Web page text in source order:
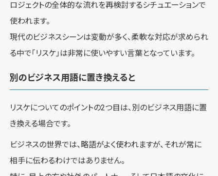
ロジェクトの全体的な流れを再検討するシチュエーションで
使われます。
現代のビジネスシーンは変動が多く、柔軟な対応が求められ
る中で「リスケ」は非常に使いやすい言葉となっています。
別のビジネス用語に置き換えると
リスケについてのポイントの2つ目は、別のビジネス用語に置
き換える場合です。
ビジネスの世界では、略語がよく使われますが、それが常に
相手に伝わるわけではありません。